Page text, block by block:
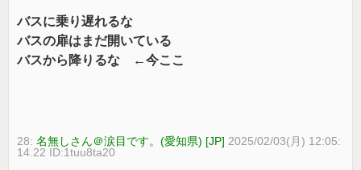
バスに乗り遅れるな
バスの扉はまだ開いている
バスから降りるな ←今ここ
28:名無しさん＠涙目です。(愛知県) [JP] 2025/02/03(月) 12:05:
14.22 ID:1tuu8ta20